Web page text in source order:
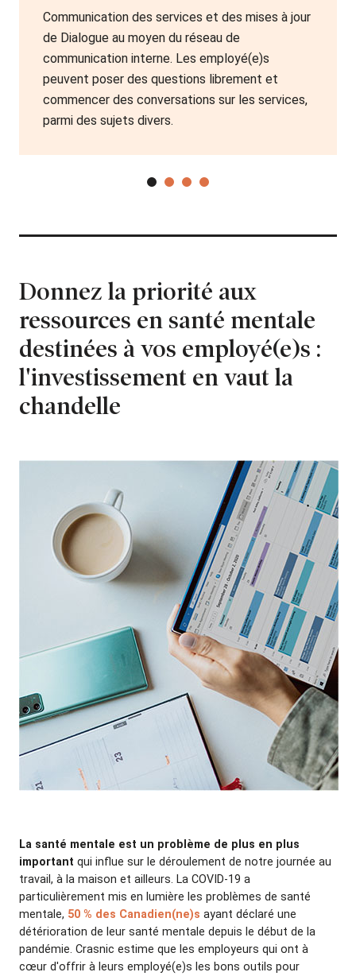
Communication des services et des mises à jour
de Dialogue au moyen du réseau de
communication interne. Les employé(e)s
peuvent poser des questions librement et
commencer des conversations sur les services,
parmi des sujets divers.
Donnez la priorité aux
ressources en santé mentale
destinées à vos employé(e)s :
l'investissement en vaut la
chandelle
La santé mentale est un problème de plus en plus
important qui influe sur le déroulement de notre journée au
travail, à la maison et ailleurs. La COVID-19 a
particulièrement mis en lumière les problèmes de santé
mentale, 50 % des Canadien(ne)s ayant déclaré une
détérioration de leur santé mentale depuis le début de la
pandémie. Crasnic estime que les employeurs qui ont à
cœur d'offrir à leurs employé(e)s les bons outils pour